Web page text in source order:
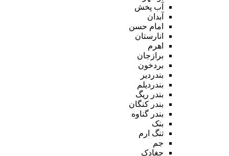
آب پخش
آبدان
امام حسن
انارستان
اهرم
برازجان
بردخون
بندردیر
بندردیلم
بندر ریگ
بندر کنگان
بندر گناوه
بنک
تنگ ارم
جم
چغادک